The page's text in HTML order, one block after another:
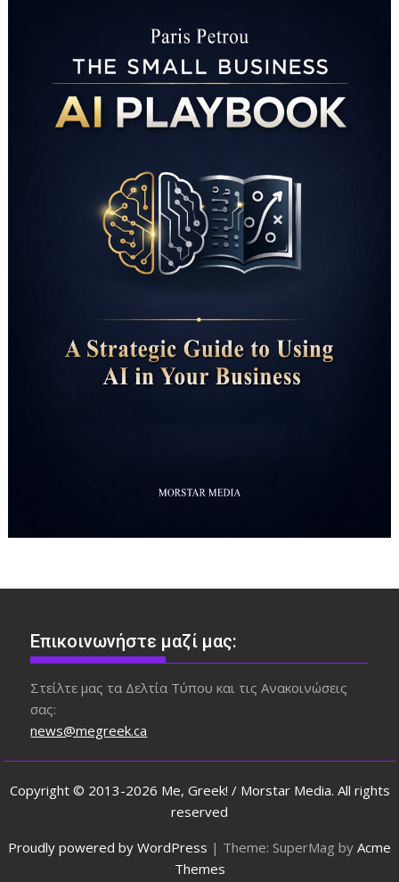
Επικοινωνήστε μαζί μας:
Στείλτε μας τα Δελτία Τύπου και τις Ανακοινώσεις
σας:
news@megreek.ca
Copyright © 2013-2026 Me, Greek! / Morstar Media. All rights
reserved
Proudly powered by WordPress | Theme: SuperMag by Acme
Themes